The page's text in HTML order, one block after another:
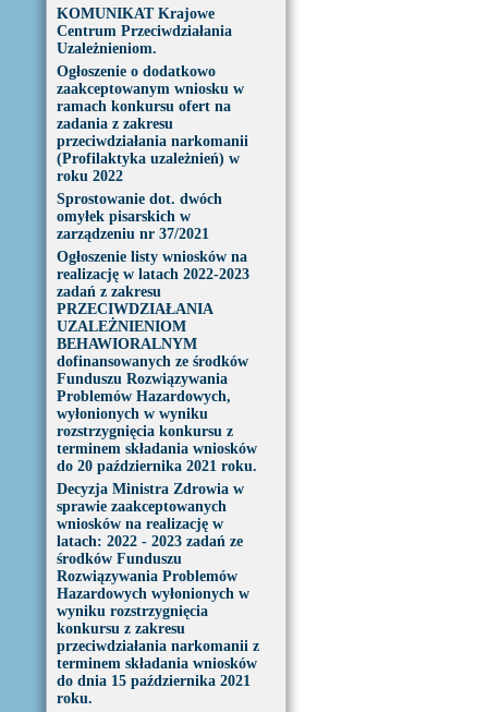
KOMUNIKAT Krajowe
Centrum Przeciwdziałania
Uzależnieniom.
Ogłoszenie o dodatkowo
zaakceptowanym wniosku w
ramach konkursu ofert na
zadania z zakresu
przeciwdziałania narkomanii
(Profilaktyka uzależnień) w
roku 2022
Sprostowanie dot. dwóch
omyłek pisarskich w
zarządzeniu nr 37/2021
Ogłoszenie listy wniosków na
realizację w latach 2022-2023
zadań z zakresu
PRZECIWDZIAŁANIA
UZALEŻNIENIOM
BEHAWIORALNYM
dofinansowanych ze środków
Funduszu Rozwiązywania
Problemów Hazardowych,
wyłonionych w wyniku
rozstrzygnięcia konkursu z
terminem składania wniosków
do 20 października 2021 roku.
Decyzja Ministra Zdrowia w
sprawie zaakceptowanych
wniosków na realizację w
latach: 2022 - 2023 zadań ze
środków Funduszu
Rozwiązywania Problemów
Hazardowych wyłonionych w
wyniku rozstrzygnięcia
konkursu z zakresu
przeciwdziałania narkomanii z
terminem składania wniosków
do dnia 15 października 2021
roku.